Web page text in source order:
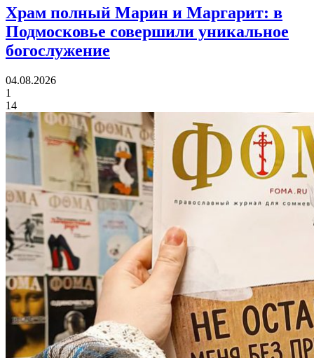
Храм полный Марин и Маргарит: в
Подмосковье совершили уникальное
богослужение
04.08.2026
1
14